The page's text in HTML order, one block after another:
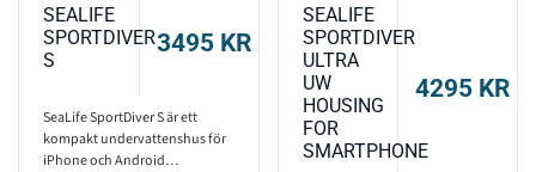
SEALIFE
SPORTDIVER
S
3495 KR
SeaLife SportDiver S är ett
kompakt undervattenshus för
iPhone och Android…
SEALIFE
SPORTDIVER
ULTRA
UW
HOUSING
FOR
SMARTPHONE
4295 KR